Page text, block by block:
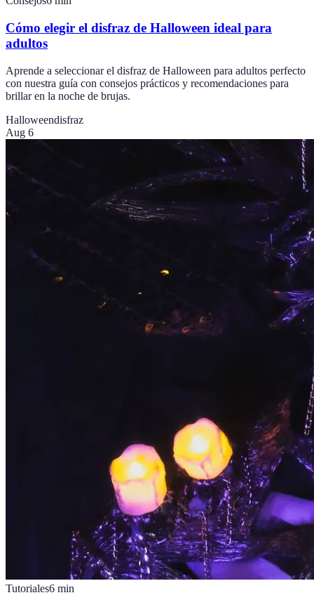
Cómo elegir el disfraz de Halloween ideal para
adultos
Aprende a seleccionar el disfraz de Halloween para adultos perfecto
con nuestra guía con consejos prácticos y recomendaciones para
brillar en la noche de brujas.
Halloweendisfraz
Aug 6
Tutoriales6 min